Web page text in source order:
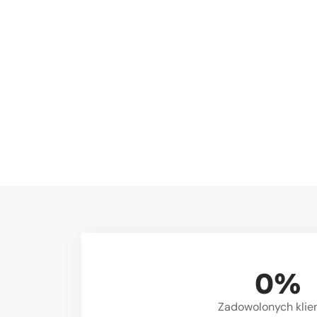
Zadowolonych
0%